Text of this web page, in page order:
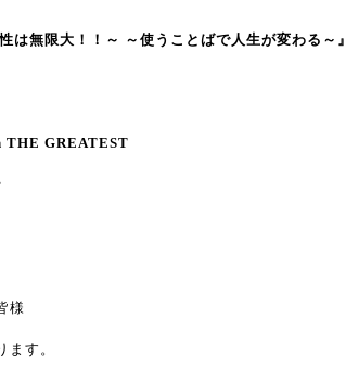
は無限大！！～ ～使うことばで人生が変わる～』
THE GREATEST
様
す。